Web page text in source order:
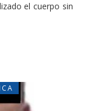
el cuerpo sin